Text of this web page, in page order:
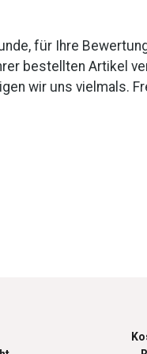
für Ihre
bestellten Artikel
wir uns vielmals.